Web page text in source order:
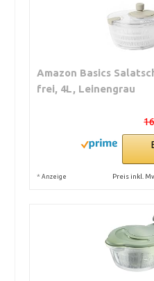
Amazon Basics
frei, 4L, Leinengrau
* Anzeige Preis inkl.